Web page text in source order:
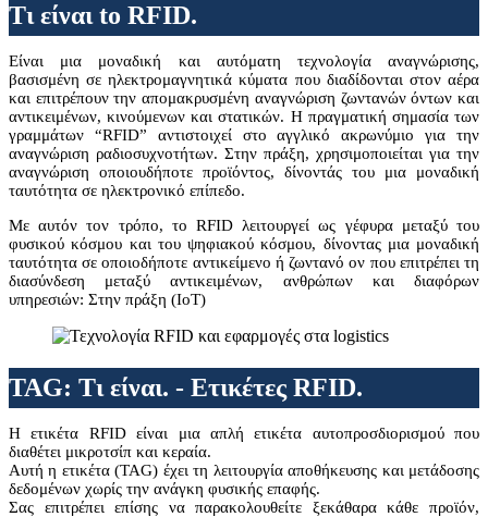
Τι είναι to RFID.
Είναι μια μοναδική και αυτόματη τεχνολογία αναγνώρισης,
βασισμένη σε ηλεκτρομαγνητικά κύματα που διαδίδονται στον αέρα
και επιτρέπουν την απομακρυσμένη αναγνώριση ζωντανών όντων και
αντικειμένων, κινούμενων και στατικών. Η πραγματική σημασία των
γραμμάτων “RFID” αντιστοιχεί στο αγγλικό ακρωνύμιο για την
αναγνώριση ραδιοσυχνοτήτων. Στην πράξη, χρησιμοποιείται για την
αναγνώριση οποιουδήποτε προϊόντος, δίνοντάς του μια μοναδική
ταυτότητα σε ηλεκτρονικό επίπεδο.
Με αυτόν τον τρόπο, το RFID λειτουργεί ως γέφυρα μεταξύ του
φυσικού κόσμου και του ψηφιακού κόσμου, δίνοντας μια μοναδική
ταυτότητα σε οποιοδήποτε αντικείμενο ή ζωντανό ον που επιτρέπει τη
διασύνδεση μεταξύ αντικειμένων, ανθρώπων και διαφόρων
υπηρεσιών: Στην πράξη (IoT)
TAG: Τι είναι. - Ετικέτες RFID.
Η ετικέτα RFID είναι μια απλή ετικέτα αυτοπροσδιορισμού που
διαθέτει μικροτσίπ και κεραία.
Αυτή η ετικέτα (TAG) έχει τη λειτουργία αποθήκευσης και μετάδοσης
δεδομένων χωρίς την ανάγκη φυσικής επαφής.
Σας επιτρέπει επίσης να παρακολουθείτε ξεκάθαρα κάθε προϊόν,